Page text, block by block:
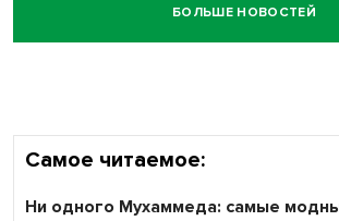
БОЛЬШЕ НОВОСТЕЙ
Самое читаемое:
Ни одного Мухаммеда: самые